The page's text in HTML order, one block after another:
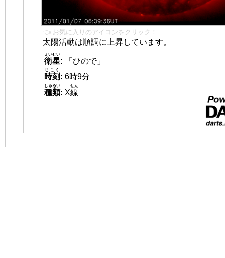
👈 お気に入りのアイコンをクリック！
太陽活動は順調に上昇しています。
衛星
えいせい
:
「ひので」
時刻
じこく
: 6時9分
種類
しゅるい
: X線
せん